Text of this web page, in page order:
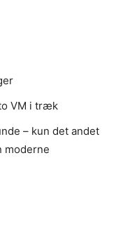
VM i træk
– kun det andet
moderne